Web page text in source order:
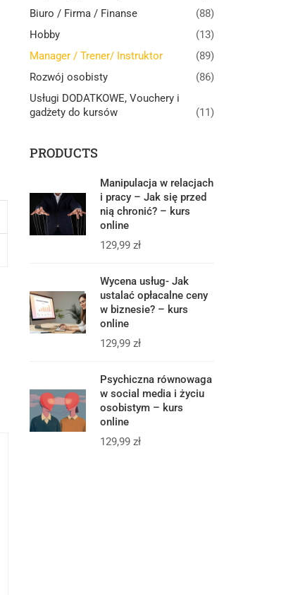
Biuro / Firma / Finanse
(88)
Hobby
(13)
Manager / Trener/ Instruktor
(89)
Rozwój osobisty
(86)
Usługi DODATKOWE, Vouchery i
gadżety do kursów
(11)
PRODUCTS
Manipulacja w relacjach
i pracy – Jak się przed
nią chronić? – kurs
online
129,99 zł
Wycena usług- Jak
ustalać opłacalne ceny
w biznesie? – kurs
online
129,99 zł
Psychiczna równowaga
w social media i życiu
osobistym – kurs
online
129,99 zł